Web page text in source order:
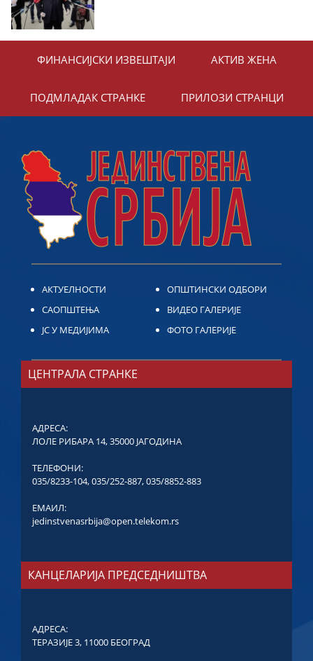
ФИНАНСИЈСКИ ИЗВЕШТАЈИ АКТИВ ЖЕНА
ПОДМЛАДАК СТРАНКЕ ПРИЛОЗИ СТРАНЦИ
АКТУЕЛНОСТИ
САОПШТЕЊА
ЈС У МЕДИЈИМА
ОПШТИНСКИ ОДБОРИ
ВИДЕО ГАЛЕРИЈЕ
ФОТО ГАЛЕРИЈЕ
ЦЕНТРАЛА СТРАНКЕ
АДРЕСА:
ЛОЛЕ РИБАРА 14, 35000 ЈАГОДИНА
ТЕЛЕФОНИ:
035/8233-104,035/252-887,035/8852-883
ЕМАИЛ:
jedinstvenasrbija@open.telekom.rs
КАНЦЕЛАРИЈА ПРЕДСЕДНИШТВА
АДРЕСА:
ТЕРАЗИЈЕ 3, 11000 БЕОГРАД